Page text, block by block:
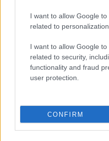
I want to allow Google
related to personalization.
I want to allow Google
related to security,
functionality and fraud
user protection.
CONFIRM
κυβέρνησής του, για
επιχειρήσεις.